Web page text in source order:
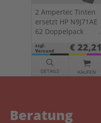
2 Ampertec Tinten
ersetzt HP N9J71AE
62 Doppelpack
zzgl.
Versand
€ 22,21
DETAILS KAUFEN
Beratung